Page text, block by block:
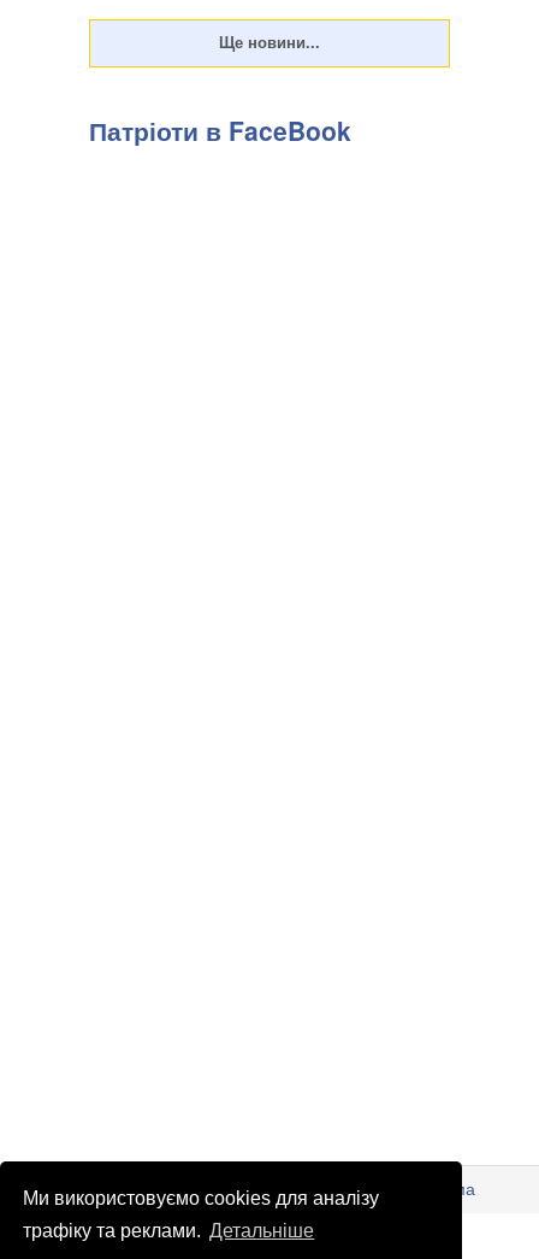
Ми використовуємо cookies для аналізу
трафіку та реклами. Детальніше
Патріоти в FaceBook
© Патріоти України 2026 Правова інформація
Реклама
info@patrioty.org.ua